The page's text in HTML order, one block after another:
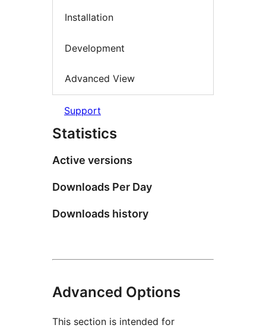
Installation
Development
Advanced View
Support
Statistics
Active versions
Downloads Per Day
Downloads history
Advanced Options
This section is intended for